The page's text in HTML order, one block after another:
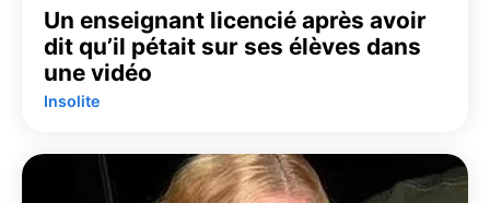
Un enseignant licencié après avoir
dit qu’il pétait sur ses élèves dans
une vidéo
Insolite